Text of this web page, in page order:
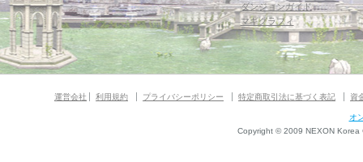
ダンジョンガイド
マギグラフィ
運営会社 利用規約 プライバシーポリシー 特定商取引法に基づく表記 資
オ
Copyright © 2009 NEXON Korea